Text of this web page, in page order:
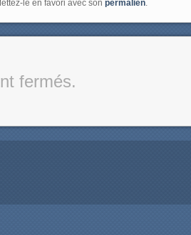
le en favori avec son permalien.
fermés.